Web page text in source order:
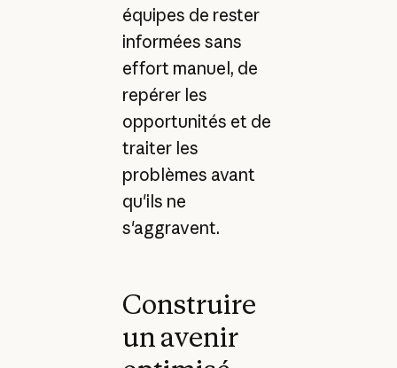
équipes de rester
informées sans
effort manuel, de
repérer les
opportunités et de
traiter les
problèmes avant
qu'ils ne
s'aggravent.
Construire
un avenir